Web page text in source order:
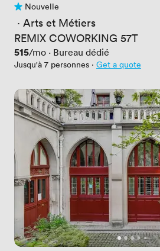
Pas encore d'avis
Nouvelle
· Arts et Métiers
REMIX COWORKING 57T
Prix
515/mo · Bureau dédié
Jusqu'à 7 personnes · Get a quote